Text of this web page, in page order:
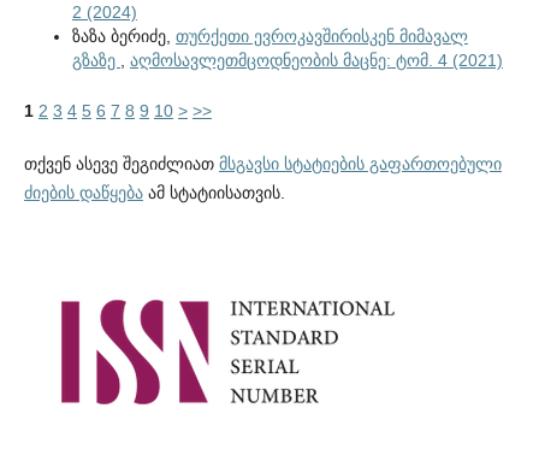
2 (2024)
ზაზა ბერიძე, თურქეთი ევროკავშირისკენ მიმავალ
გზაზე
აღმოსავლეთმცოდნეობის მაცნე: ტომ. 4 (2021)
1 2 3 4 5 6 7 8 9 10 > >>
თქვენ ასევე შეგიძლიათ მსგავსი სტატიების გაფართოებული
ძიების დაწყებაამ სტატიისათვის.